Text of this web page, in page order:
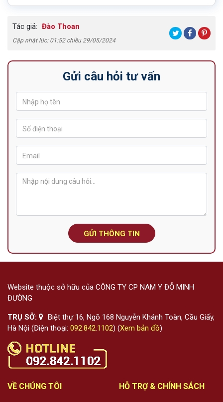
Tác giả: Đào Thoan
Cập nhật lúc: 01:52 chiều 29/05/2024
Gửi câu hỏi tư vấn
GỬI THÔNG TIN
Website thuộc sở hữu của CÔNG TY CP NAM Y ĐỖ MINH
ĐƯỜNG
TRỤ SỞ:
Biệt thự 16, Ngõ 168 Nguyễn Khánh Toàn, Cầu Giấy,
Hà Nội (Điện thoại: 092.842.1102) (Xem bản đồ)
VỀ CHÚNG TÔI HỖ TRỢ & CHÍNH SÁCH